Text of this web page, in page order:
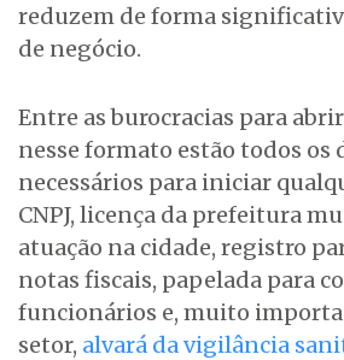
reduzem de forma
de negócio.
Entre as burocracias para
nesse formato estão todos os
necessários para iniciar
CNPJ, licença da prefeitura
atuação na cidade, registro
notas fiscais, papelada para
funcionários e, muito
setor, alvará da vigilância